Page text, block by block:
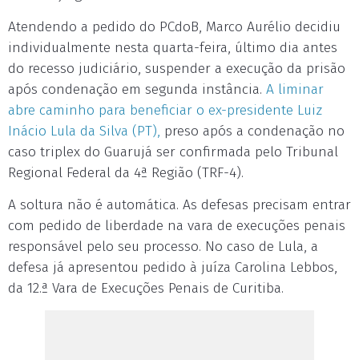
Atendendo a pedido do PCdoB, Marco Aurélio decidiu
individualmente nesta quarta-feira, último dia antes
do recesso judiciário, suspender a execução da prisão
após condenação em segunda instância. A liminar
abre caminho para beneficiar o ex-presidente Luiz
Inácio Lula da Silva (PT), preso após a condenação no
caso triplex do Guarujá ser confirmada pelo Tribunal
Regional Federal da 4ª Região (TRF-4).
A soltura não é automática. As defesas precisam entrar
com pedido de liberdade na vara de execuções penais
responsável pelo seu processo. No caso de Lula, a
defesa já apresentou pedido à juíza Carolina Lebbos,
da 12.ª Vara de Execuções Penais de Curitiba.